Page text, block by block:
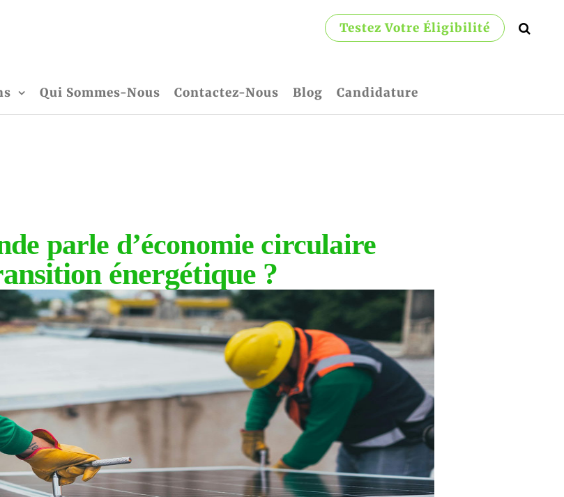
Testez Votre Éligibilité
Qui Sommes-Nous Contactez-Nous Blog Candidature
parle d’économie circulaire
énergétique ?